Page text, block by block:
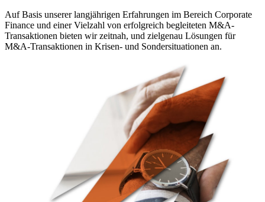
Auf Basis unserer langjährigen Erfahrungen im Bereich Corporate
Finance und einer Vielzahl von erfolgreich begleiteten M&A-
Transaktionen bieten wir zeitnah, und zielgenau Lösungen für
M&A-Transaktionen in Krisen- und Sondersituationen an.